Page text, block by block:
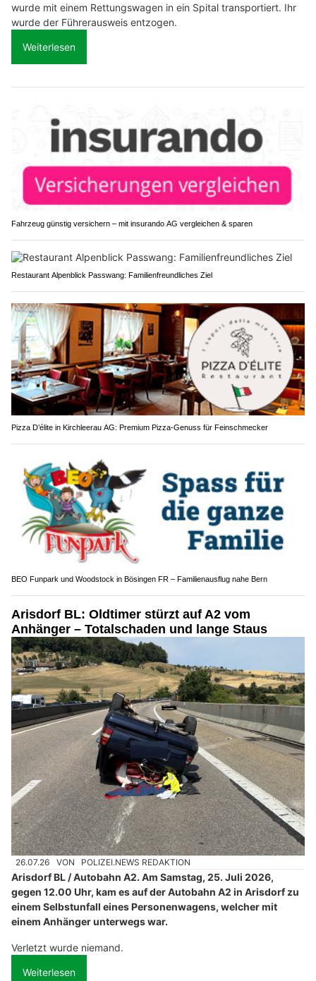
wurde mit einem Rettungswagen in ein Spital transportiert. Ihr
wurde der Führerausweis entzogen.
Weiterlesen
Fahrzeug günstig versichern – mit insurando AG vergleichen & sparen
Restaurant Alpenblick Passwang: Familienfreundliches Ziel
Pizza D’élite in Kirchleerau AG: Premium Pizza-Genuss für Feinschmecker
BEO Funpark und Woodstock in Bösingen FR – Familienausflug nahe Bern
Arisdorf BL: Oldtimer stürzt auf A2 vom
Anhänger – Totalschaden und lange Staus
26.07.26 VON POLIZEI.NEWS REDAKTION
Arisdorf BL / Autobahn A2. Am Samstag, 25. Juli 2026,
gegen 12.00 Uhr, kam es auf der Autobahn A2 in Arisdorf zu
einem Selbstunfall eines Personenwagens, welcher mit
einem Anhänger unterwegs war.
Verletzt wurde niemand.
Weiterlesen